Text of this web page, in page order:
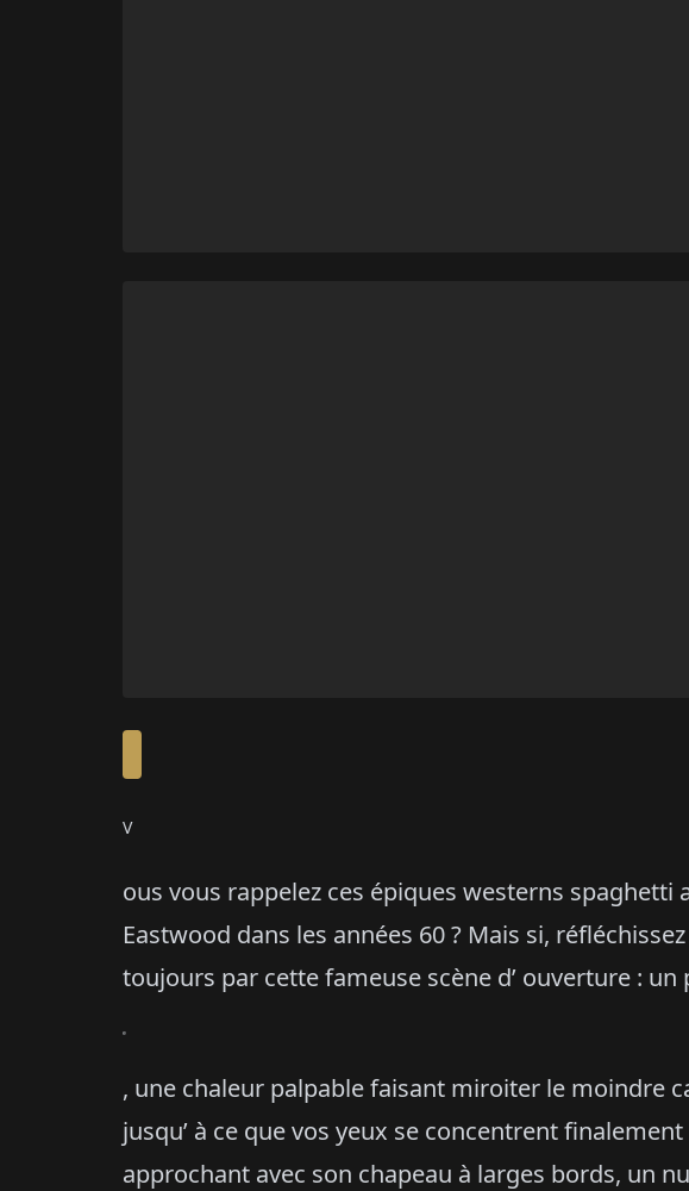
V
ous vous rappelez ces épiques westerns spaghetti
Eastwood dans les années 60 ? Mais si,
toujours par cette fameuse scène d’ ouverture :
e
, une chaleur palpable faisant miroiter le moindre
jusqu’ à ce que vos yeux se concentrent
approchant avec son chapeau à larges bords, un